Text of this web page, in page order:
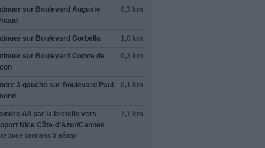
sur Boulevard Auguste
0,3 km
sur Boulevard Gorbella 1,0 km
sur Boulevard Comte de
0,3 km
à gauche sur Boulevard Paul
0,1 km
A8 par la bretelle vers
Nice Côte-d'Azur/Cannes
avec sections à péage
7,7 km
cet avis